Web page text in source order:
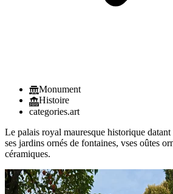
Monument
Histoire
categories.art
Le palais royal mauresque historique
ses jardins ornés de fontaines, vses oûtes
céramiques.